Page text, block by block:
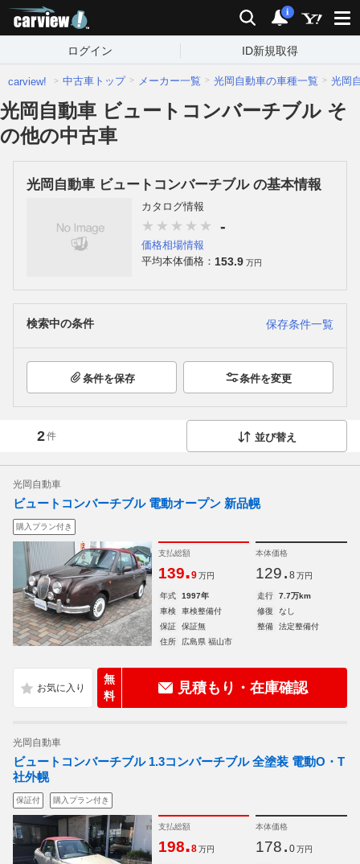
検索 通知
i
ログイン ID新規取得
carview! 中古車トップ メーカー一覧 光岡自動車の車種一覧 光岡
光岡自動車 ビュートコンバーチブル そ
の他の中古車
光岡自動車 ビュートコンバーチブル の基本情報
カタログ情報
-
価格相場情報
平均本体価格： 153.9 万円
検索中の条件 保存条件一覧
条件を保存 条件を変更
2件 並び替え
光岡自動車
ビュートコンバーチブル 電動オープン 新品幌
購入プラン付き
支払総額
139.9 万円
本体価格
129. 8 万円
年式 1997年 走行
7.7万km
車検
車検整備付 修復
なし
保証
保証無 整備
法定整備付
住所
広島県 福山市
無
料
見積もり・在庫確認
光岡自動車
ビュートコンバーチブル 1.3コンバーチブル 全塗装 電動O・T
社外幌
保証付 購入プラン付き
支払総額
198.8 万円
本体価格
178. 0 万円